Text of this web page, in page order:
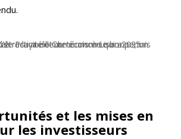
et les mises en
les investisseurs